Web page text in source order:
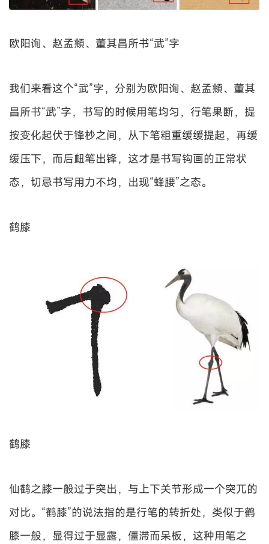
欧阳询、赵孟頫、董其昌所书“武”字
我们来看这个“武”字，分别为欧阳询、赵孟頫、董其
昌所书“武”字，书写的时候用笔均匀，行笔果断，提
按变化起伏于锋杪之间，从下笔粗重缓缓提起，再缓
缓压下，而后衄笔出锋，这才是书写钩画的正常状
态，切忌书写用力不均，出现“蜂腰”之态。
鹤膝
鹤膝
仙鹤之膝一般过于突出，与上下关节形成一个突兀的
对比。“鹤膝”的说法指的是行笔的转折处，类似于鹤
膝一般，显得过于显露，僵滞而呆板，这种用笔之